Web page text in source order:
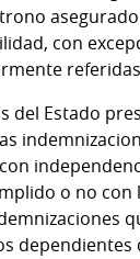
con
del Estado
o no con